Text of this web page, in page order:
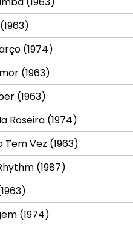
(1974)
(1963)
(1963)
Roseira (1974)
Tem Vez (1963)
(1987)
(1974)